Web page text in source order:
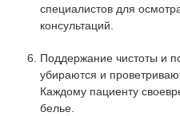
специалистов для
консультаций.
Поддержание чистоты и
убираются и
Каждому пациенту
белье.